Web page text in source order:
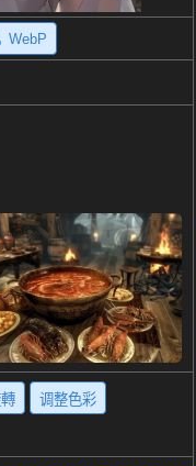
WebP
调整色彩